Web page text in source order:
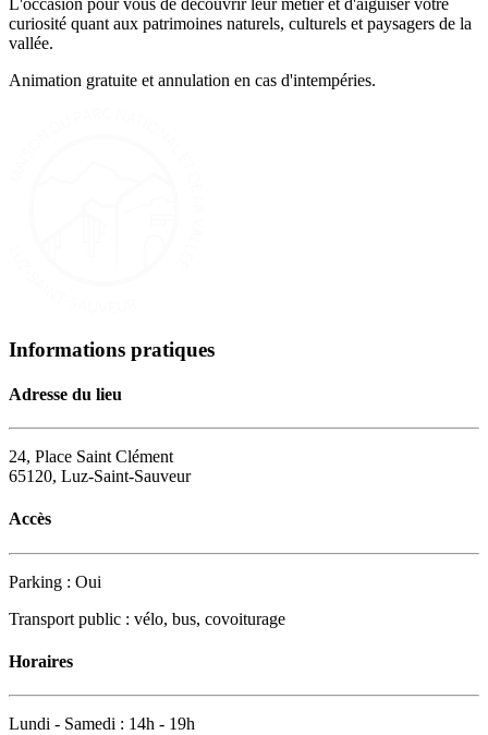
L'occasion pour vous de découvrir leur métier et d'aiguiser votre
curiosité quant aux patrimoines naturels, culturels et paysagers de la
vallée.
Animation gratuite et annulation en cas d'intempéries.
Informations pratiques
Adresse du lieu
24, Place Saint Clément
65120, Luz-Saint-Sauveur
Accès
Parking : Oui
Transport public : vélo, bus, covoiturage
Horaires
Lundi - Samedi : 14h - 19h